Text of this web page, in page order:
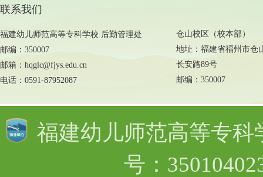
联系我们
福建幼儿师范高等专科学校 后勤管理处
邮编：350007
邮箱：hqglc@fjys.edu.cn
电话：0591-87952087
仓山校区（校本部）
地址：福建省福州市仓
长安路89号
邮编：350007
福建幼儿师范高等专
号：